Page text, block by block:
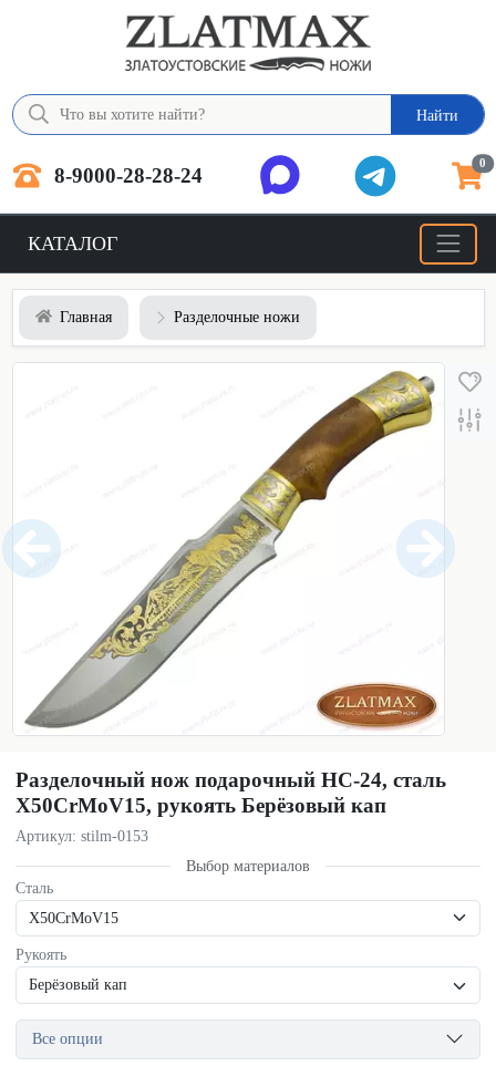
Найти
8-9000-28-28-24 0
КАТАЛОГ
Главная Разделочные ножи
Разделочный нож подарочный НС-24, сталь
X50CrMoV15, рукоять Берёзовый кап
Артикул: stilm-0153
Выбор материалов
Сталь
Рукоять
Все опции